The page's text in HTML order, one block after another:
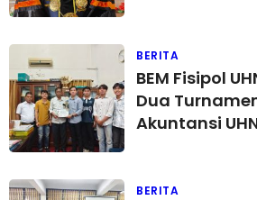
BERITA
BEM Fisipol UHN Medan Juara
Dua
Akuntansi
BERITA